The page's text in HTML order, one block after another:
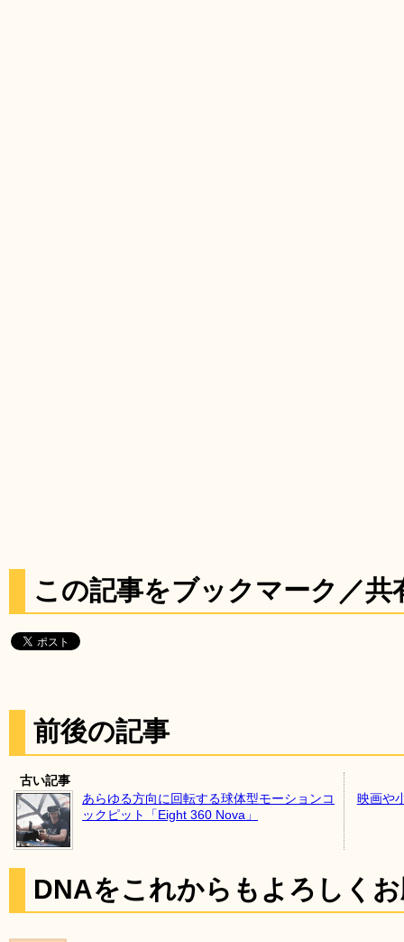
この記事をブックマーク／共
前後の記事
古い記事
あらゆる方向に回転する球体型モーションコ
ックピット「Eight 360 Nova」
映画や
DNAをこれからもよろしく